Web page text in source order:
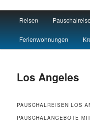
Reisen L.A.
Skip to primary
Skip to secondary
Reisen
Ferienwohnungen
Los Angeles
PAUSCHALREISEN LOS
PAUSCHALANGEBOTE